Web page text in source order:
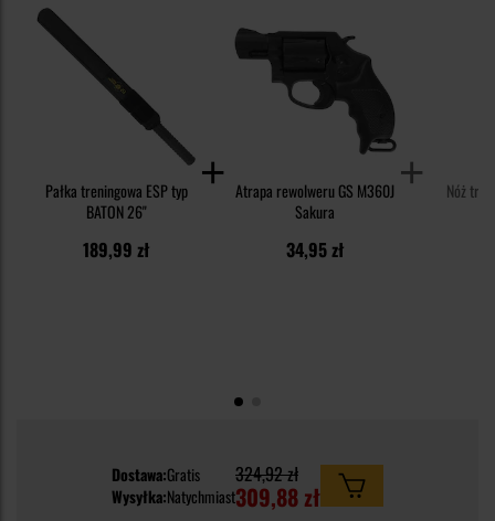
Pałka treningowa ESP typ
BATON 26"
189,99 zł
Atrapa rewolweru GS M360J
Sakura
34,95 zł
Nóż
Dostawa:Gratis
Wysyłka:Natychmiast
324,92 zł
309,88 zł